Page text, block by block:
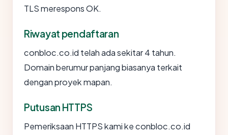
TLS merespons OK.
Riwayat pendaftaran
conbloc.co.id telah ada sekitar 4 tahun.
Domain berumur panjang biasanya terkait
dengan proyek mapan.
Putusan HTTPS
Pemeriksaan HTTPS kami ke conbloc.co.id